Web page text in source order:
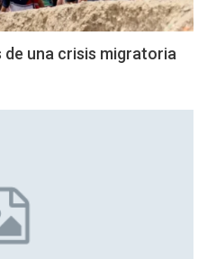
una crisis migratoria